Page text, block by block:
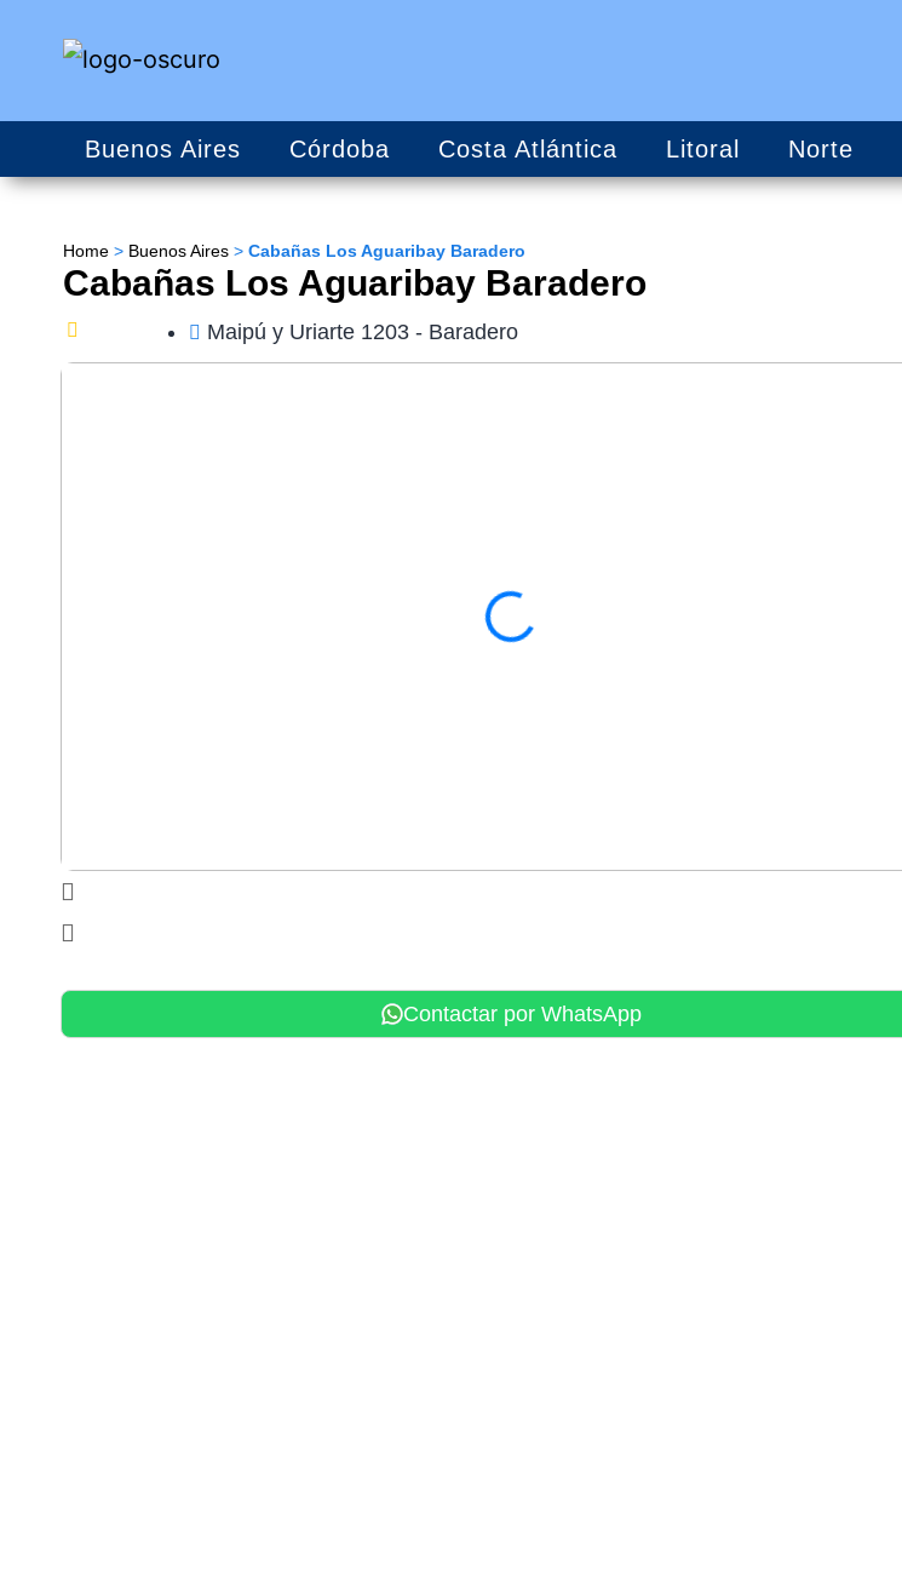
Buenos Aires Córdoba Costa Atlántica Litoral Norte
Home > Buenos Aires > Cabañas Los Aguaribay Baradero
Cabañas Los Aguaribay Baradero
Maipú y Uriarte 1203 - Baradero
Contactar por WhatsApp